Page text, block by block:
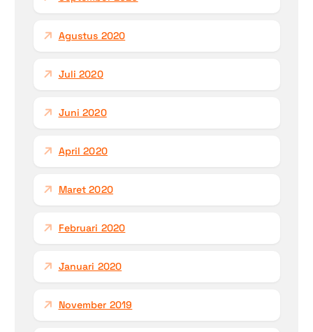
Agustus 2020
Juli 2020
Juni 2020
April 2020
Maret 2020
Februari 2020
Januari 2020
November 2019